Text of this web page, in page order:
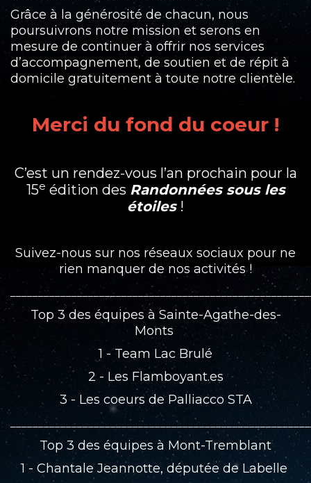
Grâce à la générosité de chacun, nous
poursuivrons notre mission et serons en
mesure de continuer à offrir nos services
d’accompagnement, de soutien et de répit à
domicile gratuitement à toute notre clientèle.
Merci du fond du coeur !
C’est un rendez-vous l’an prochain pour la
15e édition des Randonnées sous les
étoiles!
Suivez-nous sur nos réseaux sociaux pour ne
rien manquer de nos activités !
Top 3 des équipes à Sainte-Agathe-des-
Monts
1 - Team Lac Brulé
2 - Les Flamboyant.es
3 - Les coeurs de Palliacco STA
Top 3 des équipes à Mont-Tremblant
1 - Chantale Jeannotte, députée de Labelle